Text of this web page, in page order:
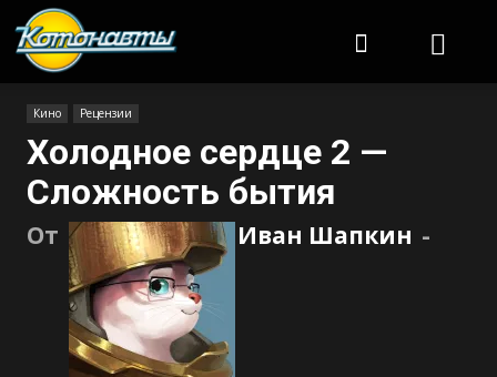
Кино Рецензии
Холодное сердце 2 —
Сложность бытия
От Иван Шапкин -